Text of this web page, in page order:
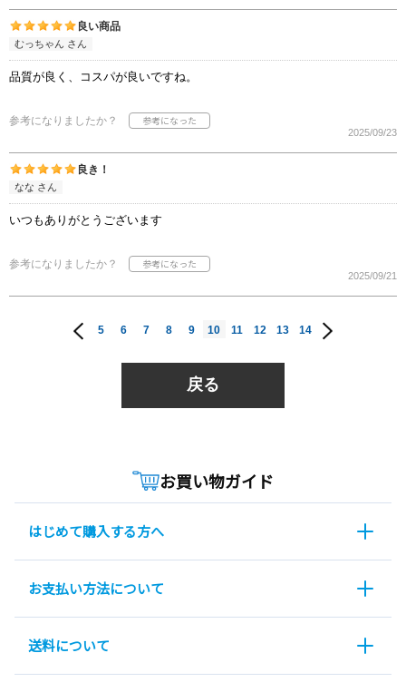
良い商品
むっちゃん さん
品質が良く、コスパが良いですね。
参考になりましたか？
2025/09/23
良き！
なな さん
いつもありがとうございます
参考になりましたか？
2025/09/21
5 6 7 8 9 10 11 12 13 14
戻る
お買い物ガイド
はじめて購入する方へ
お支払い方法について
送料について